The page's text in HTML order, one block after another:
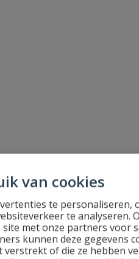
van cookies
te personaliseren,
te analyseren.
met onze partners voor
kunnen deze gegevens
of die ze hebben